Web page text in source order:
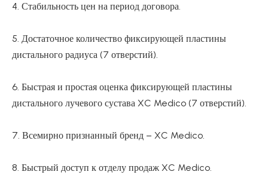
4. Стабильность цен на период договора.
5. Достаточное количество фиксирующей пластины
дистального радиуса (7 отверстий).
6. Быстрая и простая оценка фиксирующей пластины
дистального лучевого сустава XC Medico (7 отверстий).
7. Всемирно признанный бренд – XC Medico.
8. Быстрый доступ к отделу продаж XC Medico.